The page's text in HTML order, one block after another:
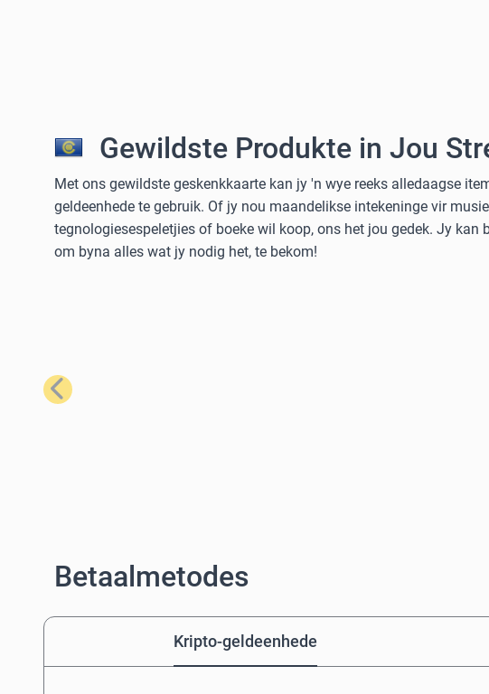
Gewildste Produkte in Jou
Met ons gewildste geskenkkaarte kan jy 'n wye reeks alledaagse
geldeenhede te gebruik. Of jy nou maandelikse intekeninge vir
tegnologiesespeletjies of boeke wil koop, ons het jou gedek. Jy
om byna alles wat jy nodig het, te bekom!
Vorige
Betaalmetodes
Kripto-geldeenhede